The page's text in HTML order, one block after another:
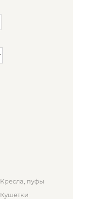
Кресла, пуфы
Кушетки